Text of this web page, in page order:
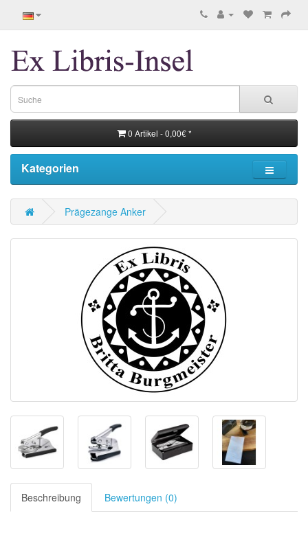
0 Artikel - 0,00€ *
Kategorien
Prägezange Anker
Beschreibung Bewertungen (0)